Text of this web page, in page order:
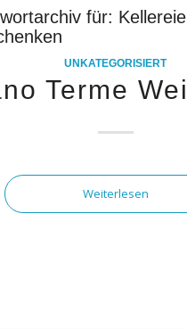
für:
UNKATEGORISIERT
Terme
Weiterlesen